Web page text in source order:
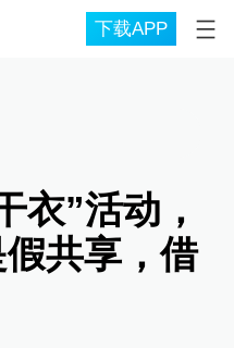
下载APP
衣”活动，
共享，借